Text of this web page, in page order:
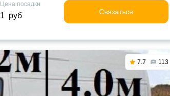
Цена посадки
1 руб Связаться
7.7 113